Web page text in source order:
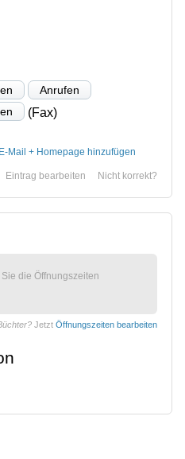
Anrufen
(Fax)
E-Mail + Homepage hinzufügen
Nicht korrekt?
Eintrag bearbeiten
die Öffnungszeiten
Jetzt Öffnungszeiten bearbeiten